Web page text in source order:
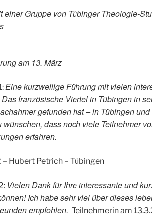
einer Gruppe von Tübinger Theologie-
am 13. März
Eine kurzweilige Führung mit vielen
französische Viertel in Tübingen in
gefunden hat – in Tübingen und
wünschen, dass noch viele Teilnehmer
erfahren.
Hubert Petrich – Tübingen
Vielen Dank für Ihre interessante und
Ich habe sehr viel über dieses
empfohlen. Teilnehmerin am